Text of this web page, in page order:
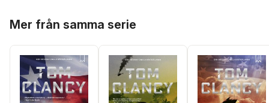
Mer från samma serie